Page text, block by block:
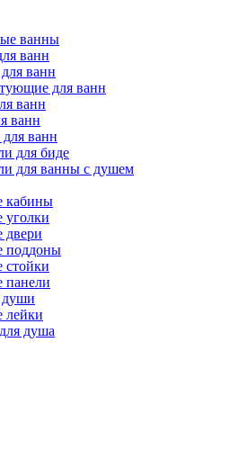
ванны
ванн
ванн
для ванн
ванн
ванн
ванн
для биде
для ванны с душем
кабины
двери
поддоны
панели
души
лейки
душа